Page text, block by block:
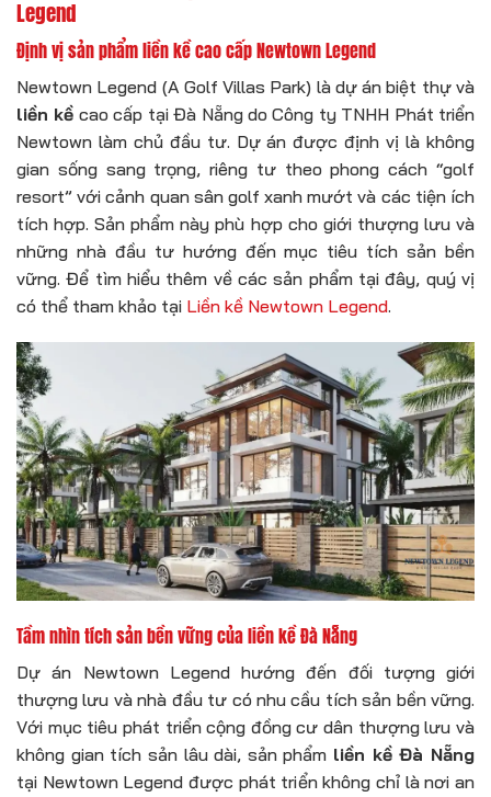
Legend
Định vị sản phẩm liền kề cao cấp Newtown Legend
Newtown Legend (A Golf Villas Park) là dự án biệt thự và
liền kề cao cấp tại Đà Nẵng do Công ty TNHH Phát triển
Newtown làm chủ đầu tư. Dự án được định vị là không
gian sống sang trọng, riêng tư theo phong cách “golf
resort” với cảnh quan sân golf xanh mướt và các tiện ích
tích hợp. Sản phẩm này phù hợp cho giới thượng lưu và
những nhà đầu tư hướng đến mục tiêu tích sản bền
vững. Để tìm hiểu thêm về các sản phẩm tại đây, quý vị
có thể tham khảo tại Liền kề Newtown Legend.
Tầm nhìn tích sản bền vững của liền kề Đà Nẵng
Dự án Newtown Legend hướng đến đối tượng giới
thượng lưu và nhà đầu tư có nhu cầu tích sản bền vững.
Với mục tiêu phát triển cộng đồng cư dân thượng lưu và
không gian tích sản lâu dài, sản phẩm liền kề Đà Nẵng
tại Newtown Legend được phát triển không chỉ là nơi an